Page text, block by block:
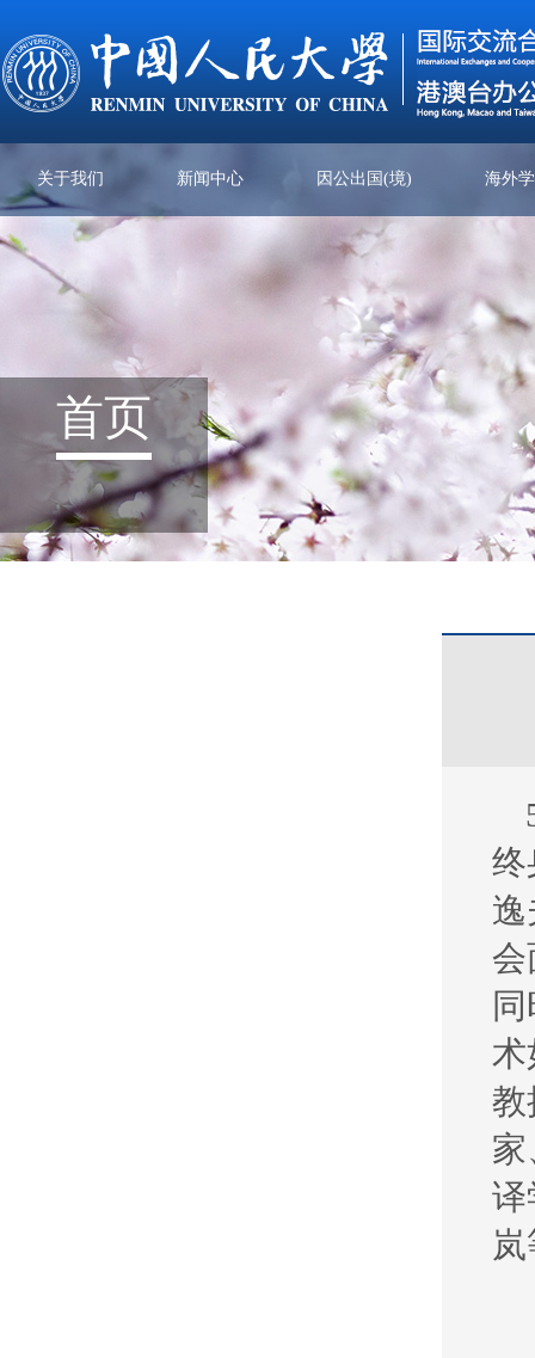
关于我们 新闻中心 因公出国(境) 海外
首页
终
逸
会
教
译